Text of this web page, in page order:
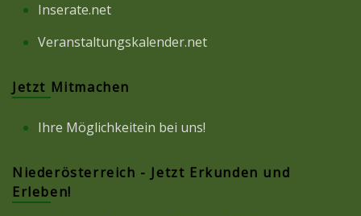
Inserate.net
Veranstaltungskalender.net
Jetzt Mitmachen
Ihre Möglichkeitein bei uns!
Niederösterreich - Jetzt Erkunden und
Erleben!